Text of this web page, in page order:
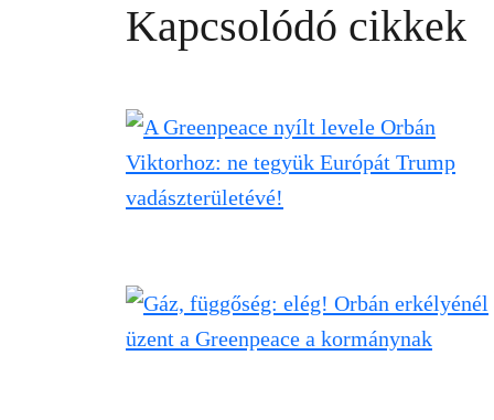
Kapcsolódó cikkek